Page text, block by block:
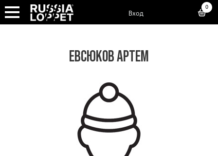
Вход
0
ЕВСЮКОВ АРТЕМ